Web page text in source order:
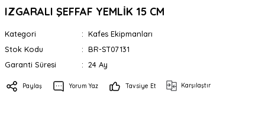
IZGARALI ŞEFFAF YEMLİK 15 CM
Kategori
Kafes Ekipmanları
Stok Kodu
BR-ST07131
Garanti Süresi
24 Ay
Paylaş Yorum Yaz Tavsiye Et Karşılaştır